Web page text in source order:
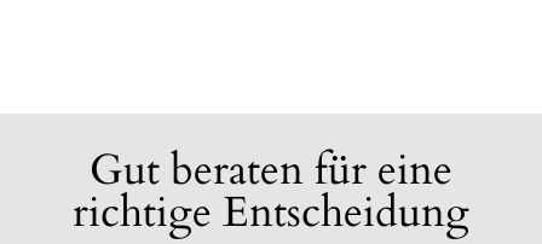
Gut beraten für eine
richtige Entscheidung